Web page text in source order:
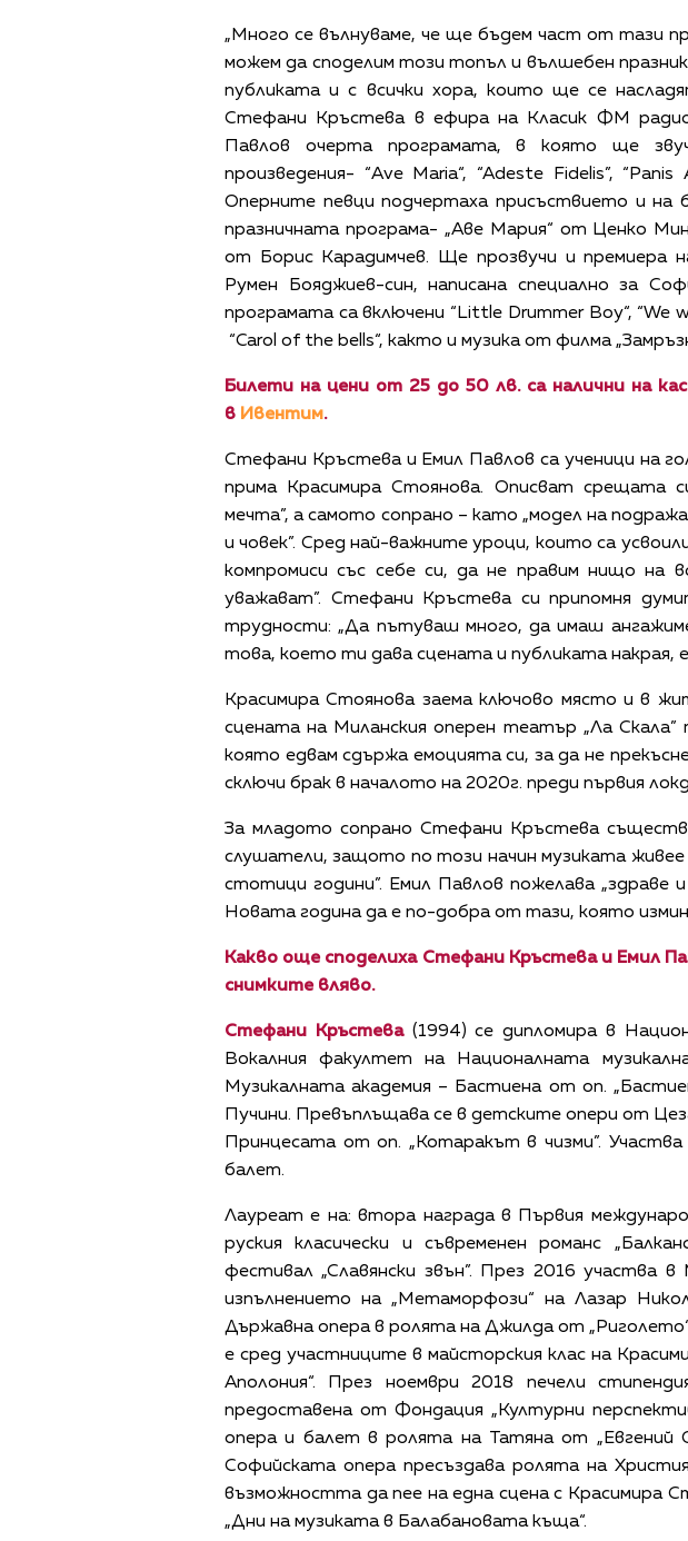
„Много се вълнуваме, че ще бъдем част от тази
можем да споделим този топъл и вълшебен
публиката и с всички хора, които ще се
Стефани Кръстева в ефира на Класик ФМ
Павлов очерта програмата, в която ще
произведения- “Ave Maria“, “Adeste Fidelis”, “Panis
Оперните певци подчертаха присъствието и на
празничната програма- „Аве Мария“ от Ценко
от Борис Карадимчев. Ще прозвучи и премиера
Румен Бояджиев-син, написана специално за
програмата са включени “Little Drummer Boy“, “We
“Carol of the bells“, както и музика от филма
Билети на цени от 25 до 50 лв. са налични на
в Ивентим.
Стефани Кръстева и Емил Павлов са ученици на
прима Красимира Стоянова. Описват срещата
мечта”, а самото сопрано – като „модел на
и човек”. Сред най-важните уроци, които са
компромиси със себе си, да не правим нищо на
уважават”. Стефани Кръстева си припомня
трудности: „Да пътуваш много, да имаш
това, което ти дава сцената и публиката накрая, е
Красимира Стоянова заема ключово място и в
сцената на Миланския оперен театър „Ла
която едвам сдържа емоцията си, за да не
сключи брак в началото на 2020г. преди първия
За младото сопрано Стефани Кръстева
слушатели, защото по този начин музиката
стотици години”. Емил Павлов пожелава
Новата година да е по-добра от тази, която
Какво още споделиха Стефани Кръстева и Емил
снимките вляво.
Стефани Кръстева(1994) се дипломира в
Вокалния факултет на Националната
Музикалната академия – Бастиена от оп.
Пучини. Превъплъщава се в детските опери от
Принцесата от оп. „Котаракът в чизми”.
балет.
Лауреат е на: втора награда в Първия
руския класически и съвременен романс
фестивал „Славянски звън”. През 2016 участва
изпълнението на „Метаморфози“ на Лазар
Държавна опера в ролята на Джилда от
е сред участниците в майсторския клас на
Аполония“. През ноември 2018 печели
предоставена от Фондация „Културни
опера и балет в ролята на Татяна от „Евгений
Софийската опера пресъздава ролята на
възможността да пее на една сцена с Красимира
„Дни на музиката в Балабановата къща“.